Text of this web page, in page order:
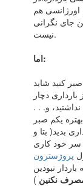
هم
جای نگرانی
نیست.
اما:
که 4-5 روز دیگه صبر کنید شاید
دچار
و. . .
یکم صبر
بدید( بتا و
سر خود کاری
پروژسترون
نبودین
نکنین